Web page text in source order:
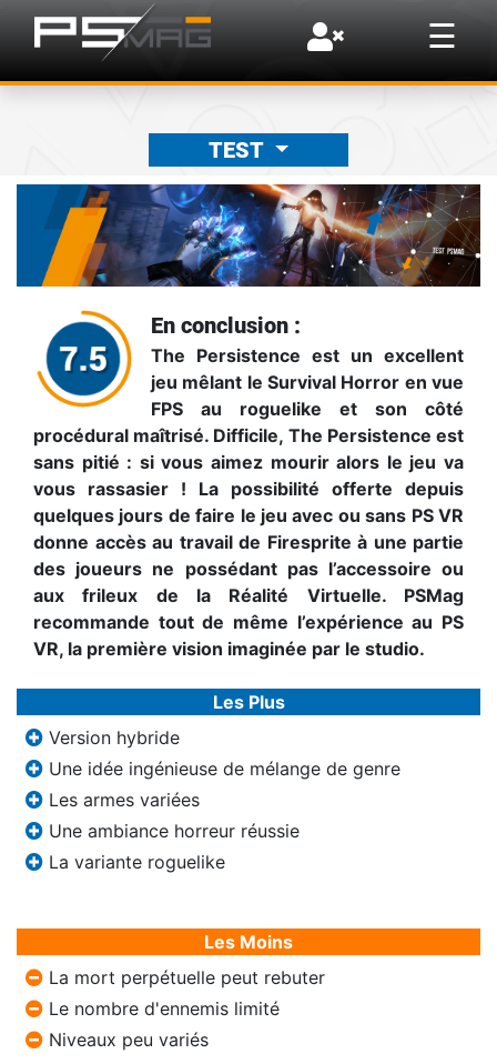
☰
×
TEST
En conclusion :
The Persistence est un excellent
jeu mêlant le Survival Horror en vue
FPS au roguelike et son côté
procédural maîtrisé. Difficile, The Persistence est
sans pitié : si vous aimez mourir alors le jeu va
vous rassasier ! La possibilité offerte depuis
quelques jours de faire le jeu avec ou sans PS VR
donne accès au travail de Firesprite à une partie
des joueurs ne possédant pas l’accessoire ou
aux frileux de la Réalité Virtuelle. PSMag
recommande tout de même l’expérience au PS
VR, la première vision imaginée par le studio.
Les Plus
Version hybride
Une idée ingénieuse de mélange de genre
Les armes variées
Une ambiance horreur réussie
La variante roguelike
Les Moins
La mort perpétuelle peut rebuter
Le nombre d'ennemis limité
Niveaux peu variés